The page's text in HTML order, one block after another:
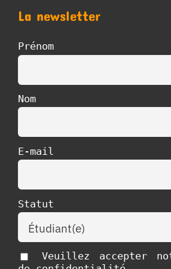
La newsletter
Prénom
Nom
E-mail
Statut
Veuillez accepter